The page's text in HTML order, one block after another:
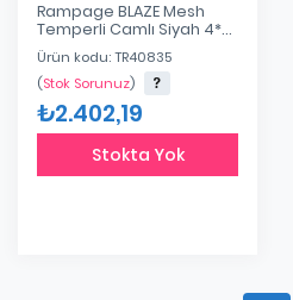
Rampage BLAZE Mesh
Temperli Camlı Siyah 4*
12cm ARGB Fan M-ATX
Mid-T Gaming Oyuncu
Kasası
Ürün kodu: TR40835
(Stok Sorunuz)
₺2.402,19
Stokta Yok